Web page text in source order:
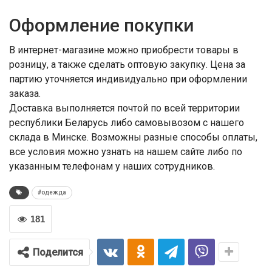
Оформление покупки
В интернет-магазине можно приобрести товары в
розницу, а также сделать оптовую закупку. Цена за
партию уточняется индивидуально при оформлении
заказа.
Доставка выполняется почтой по всей территории
республики Беларусь либо самовывозом с нашего
склада в Минске. Возможны разные способы оплаты,
все условия можно узнать на нашем сайте либо по
указанным телефонам у наших сотрудников.
#одежда
181
Поделится